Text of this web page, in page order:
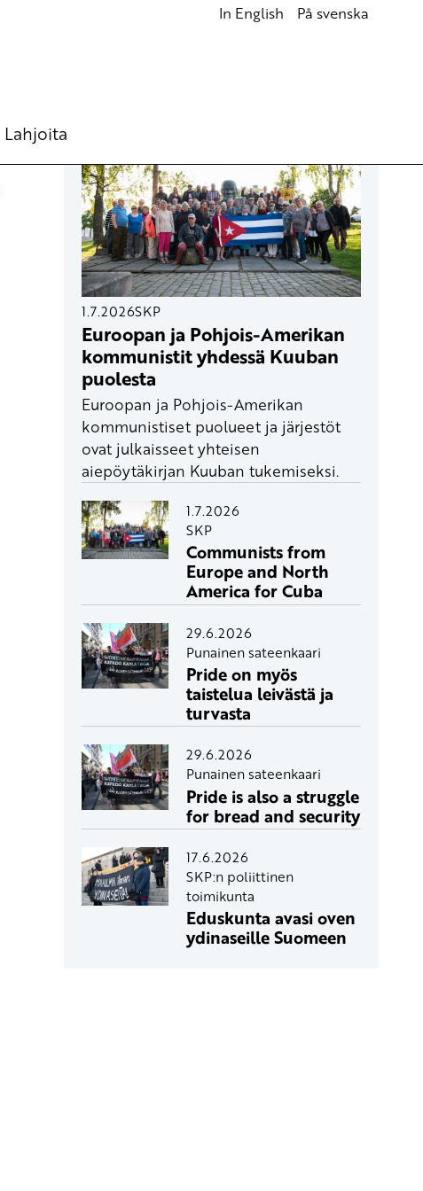
In English På svenska
Lahjoita
1.7.2026SKP
Euroopan ja Pohjois-Amerikan
kommunistit yhdessä Kuuban
puolesta
Euroopan ja Pohjois-Amerikan
kommunistiset puolueet ja järjestöt
ovat julkaisseet yhteisen
aiepöytäkirjan Kuuban tukemiseksi.
1.7.2026
SKP
Communists from
Europe and North
America for Cuba
29.6.2026
Punainen sateenkaari
Pride on myös
taistelua leivästä ja
turvasta
29.6.2026
Punainen sateenkaari
Pride is also a struggle
for bread and security
17.6.2026
SKP:n poliittinen
toimikunta
Eduskunta avasi oven
ydinaseille Suomeen